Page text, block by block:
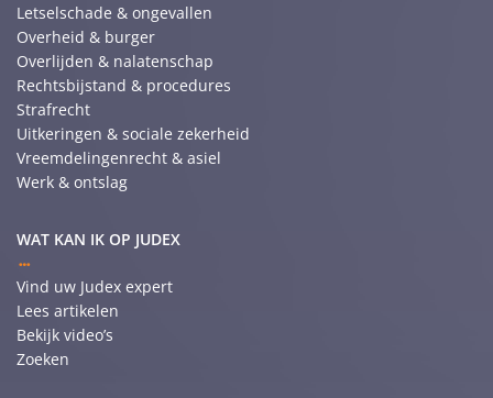
Letselschade & ongevallen
Overheid & burger
Overlijden & nalatenschap
Rechtsbijstand & procedures
Strafrecht
Uitkeringen & sociale zekerheid
Vreemdelingenrecht & asiel
Werk & ontslag
WAT KAN IK OP JUDEX
Vind uw Judex expert
Lees artikelen
Bekijk video’s
Zoeken